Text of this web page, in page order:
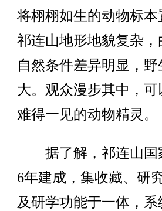
将栩栩如生的动物标
祁连山地形地貌复杂
自然条件差异明显，
大。观众漫步其中，
难得一见的动物精灵。
据了解，祁连山国
6年建成，集收藏、研
及研学功能于一体，